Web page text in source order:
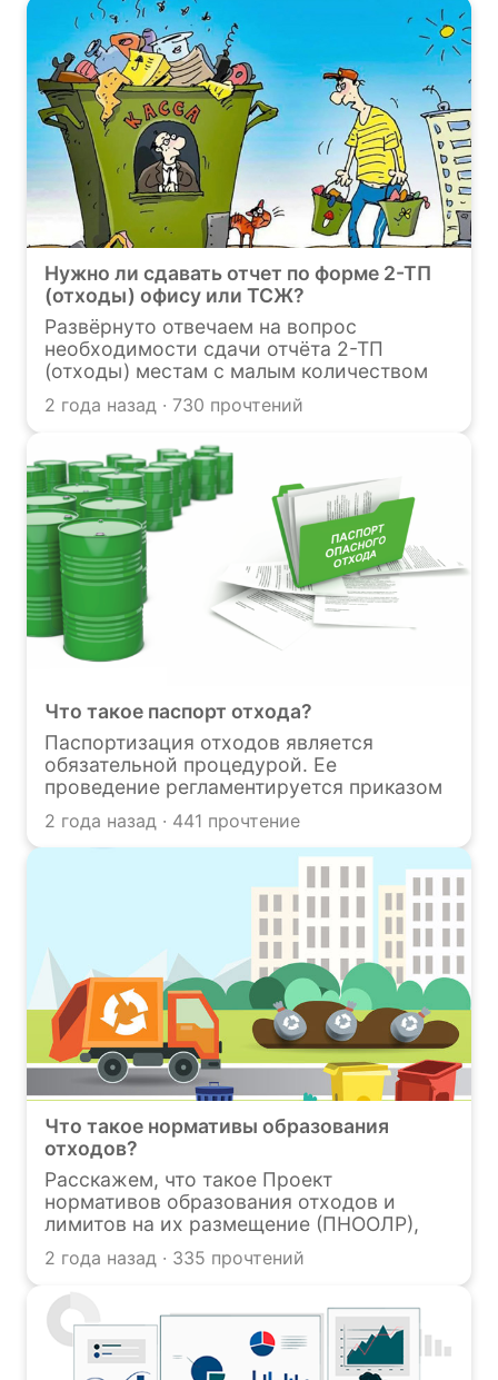
развития становятся все более
актуальными, поэтому проведение
экологического аудита является
неотъемлемой частью ответственного
подхода к бизнесу. В статье разберёмся,
что это, зачем он нужен и как его
проводят
Нужно ли сдавать отчет по форме 2-ТП
(отходы) офису или ТСЖ?
Развёрнуто отвечаем на вопрос
необходимости сдачи отчёта 2-ТП
(отходы) местам с малым количеством
отходов.
2 года назад · 730 прочтений
Что такое паспорт отхода?
Паспортизация отходов является
обязательной процедурой. Ее
проведение регламентируется приказом
Минприроды от 08.12.2020г. № 1026 «Об
утверждении порядка паспортизации и
типовых форм паспортов отходов I - IV
классов опасности». На отходы, которым
присвоены классы опасности с I по IV
должны быть разработаны паспорта. О
их определении, разработке и
необходимости читайте в этой статье.
2 года назад · 441 прочтение
Что такое нормативы образования
отходов?
Расскажем, что такое Проект
нормативов образования отходов и
лимитов на их размещение (ПНООЛР),
кем разрабатывается и какие разделы
включает.
2 года назад · 335 прочтений